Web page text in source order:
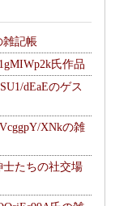
記帳
氏作品
dEaEのゲス
XNkの雑
士たちの社交場